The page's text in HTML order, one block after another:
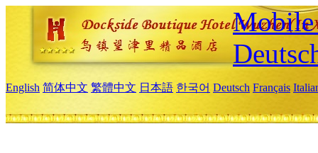
Mobile
English 简体中文 繁體中文 日本語 한국어 Deutsch Français